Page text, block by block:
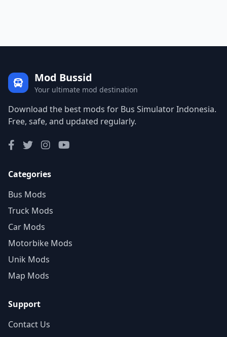
Mod Bussid
Your ultimate mod destination
Download the best mods for Bus Simulator Indonesia.
Free, safe, and updated regularly.
Categories
Bus Mods
Truck Mods
Car Mods
Motorbike Mods
Unik Mods
Map Mods
Support
Contact Us